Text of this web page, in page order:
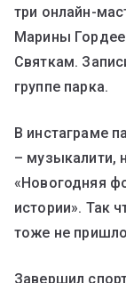
три онлайн-
Марины
Святкам.
группе парка.
В инстаграме
– музыкалити,
«Новогодняя
истории». Так
тоже не
Завершил